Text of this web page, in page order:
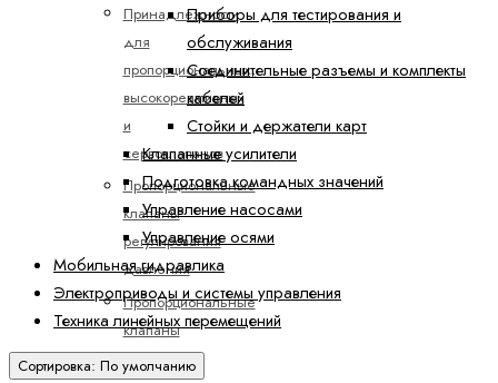
Принадлежности
для
пропорциональных,
высокореактивных
и
сервоклапанов
Пропорциональные
клапаны
регулирования
давления
Пропорциональные
клапаны
управления
Приборы для тестирования и
обслуживания
Соединительные разъемы и комплекты
кабелей
Стойки и держатели карт
Клапанные усилители
Подготовка командных значений
Управление насосами
Управление осями
Мобильная гидравлика
Электроприводы и системы управления
Техника линейных перемещений
Сортировка: По умолчанию